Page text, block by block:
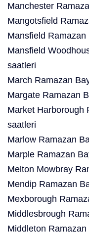
Manchester
Mangotsfield
Mansfield Ramazan
Mansfield
saatleri
March Ramazan
Margate Ramazan
Market Harborough
saatleri
Marlow Ramazan
Marple Ramazan
Melton Mowbray
Mendip Ramazan
Mexborough
Middlesbrough
Middleton Ramazan